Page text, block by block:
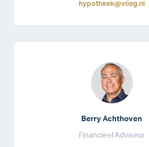
hypotheek@vlieg.nl
Berry Achthoven
Financieel Adviseur